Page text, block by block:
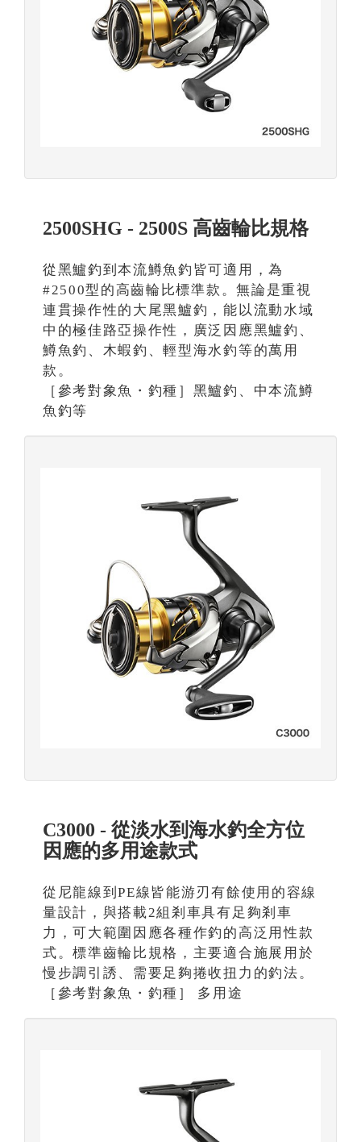
2500SHG - 2500S 高齒輪比規格
從黑鱸釣到本流鱒魚釣皆可適用，為
#2500型的高齒輪比標準款。無論是重視
連貫操作性的大尾黑鱸釣，能以流動水域
中的極佳路亞操作性，廣泛因應黑鱸釣、
鱒魚釣、木蝦釣、輕型海水釣等的萬用
款。
［參考對象魚・釣種］黑鱸釣、中本流鱒
魚釣等
C3000 - 從淡水到海水釣全方位
因應的多用途款式
從尼龍線到PE線皆能游刃有餘使用的容線
量設計，與搭載2組剎車具有足夠剎車
力，可大範圍因應各種作釣的高泛用性款
式。標準齒輪比規格，主要適合施展用於
慢步調引誘、需要足夠捲收扭力的釣法。
［參考對象魚・釣種］ 多用途